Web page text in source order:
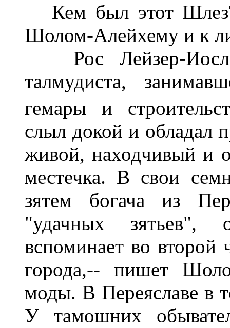
Кем был этот
Шолом-Алейхему и к
Рос Лейзер-
талмудиста,
гемары и
слыл докой и обладал
живой, находчивый и
местечка. В свои
зятем богача из
"удачных зятьев",
вспоминает во
города,-- пишет
моды. В Переяславе в
У тамошних